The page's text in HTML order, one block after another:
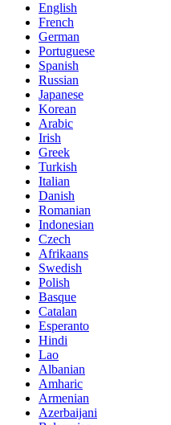
English
French
German
Portuguese
Spanish
Russian
Japanese
Korean
Arabic
Irish
Greek
Turkish
Italian
Danish
Romanian
Indonesian
Czech
Afrikaans
Swedish
Polish
Basque
Catalan
Esperanto
Hindi
Lao
Albanian
Amharic
Armenian
Azerbaijani